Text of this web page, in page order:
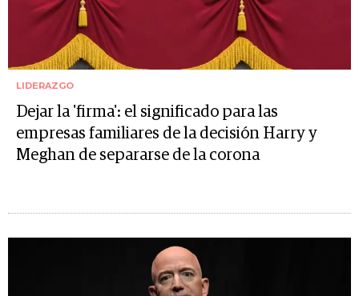
LIDERAZGO
Dejar la 'firma': el significado para las
empresas familiares de la decisión Harry y
Meghan de separarse de la corona